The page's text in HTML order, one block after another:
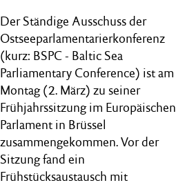
Der Ständige Ausschuss der
Ostsee­parlamentarier­konferenz
(kurz: BSPC - Baltic Sea
Parliamentary Conference) ist am
Montag (2. März) zu seiner
Frühjahrssitzung im Europäischen
Parlament in Brüssel
zusammengekommen. Vor der
Sitzung fand ein
Frühstücksaustausch mit